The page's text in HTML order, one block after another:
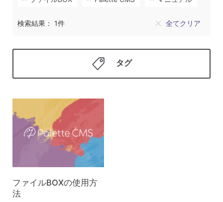
検索結果： 1件 全てクリア
タグ
ファイルBOXの使用方
法